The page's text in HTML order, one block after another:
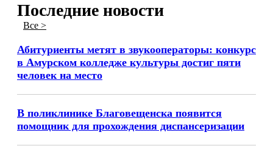
Последние новости
Все >
Абитуриенты метят в звукооператоры: конкурс
в Амурском колледже культуры достиг пяти
человек на место
В поликлинике Благовещенска появится
помощник для прохождения диспансеризации